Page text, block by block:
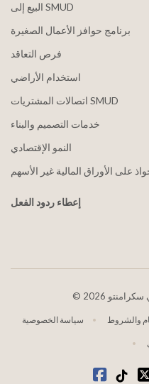
البيع إلى SMUD
برنامج حوافز الأعمال الصغيرة
فرص التعاقد
استخدام الأراضي
اتصالات المشتريات SMUD
خدمات التصميم والبناء
النمو الإقتصادي
على الأوراق المالية غير الأسهم
إعطاء ردود الفعل
© سكرامنتو
سياسة الخصوصية والشروط